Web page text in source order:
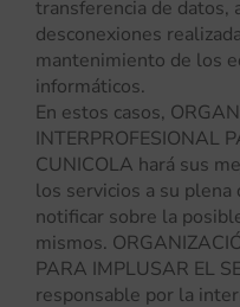
transferencia de datos,
desconexiones
mantenimiento de los
informáticos.
En estos casos,
INTERPROFESIONAL
CUNICOLA hará sus
los servicios a su plena
notificar sobre la
mismos.
PARA IMPLUSAR EL
responsable por la